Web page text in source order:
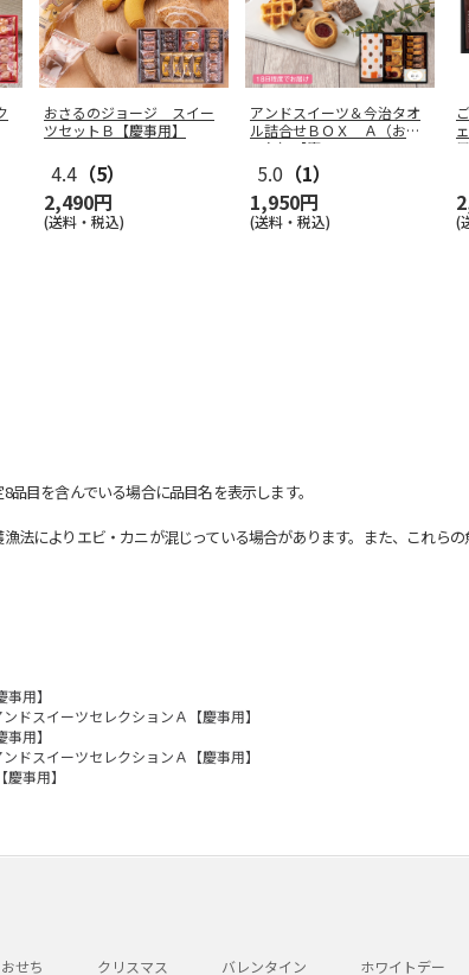
おさるのジョージ スイー
ツセットＢ【慶事用】
4.4 （5）
2,490円
(送料・税込)
アンドスイーツ＆今治タオ
ル詰合せＢＯＸ Ａ（お名
入れ）【慶
5.0 （1）
1,950円
(送料・税込) (
目を含んでいる場合に品目名を表示します。
によりエビ・カニが混じっている場合があります。また、これら
用】
ンドスイーツセレクションＡ【慶事用】
用】
ンドスイーツセレクションＡ【慶事用】
事用】
おせち クリスマス バレンタイン ホワイトデー